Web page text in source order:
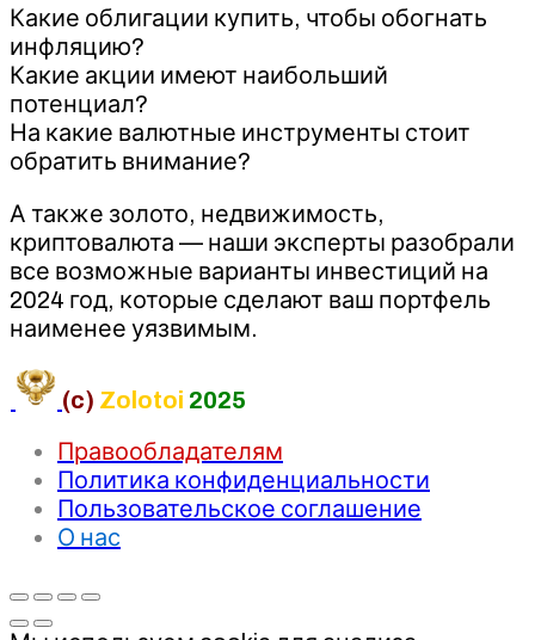
Какие облигации купить, чтобы обогнать
инфляцию?
Какие акции имеют наибольший
потенциал?
На какие валютные инструменты стоит
обратить внимание?
А также золото, недвижимость,
криптовалюта — наши эксперты разобрали
все возможные варианты инвестиций на
2024 год, которые сделают ваш портфель
наименее уязвимым.
(c) Zolotoi 2025
Правообладателям
Политика конфиденциальности
Пользовательское соглашение
О нас